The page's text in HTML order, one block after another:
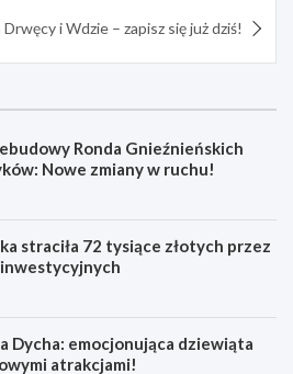
i Wdzie – zapisz się już dziś!
Ronda Gnieźnieńskich
Nowe zmiany w ruchu!
straciła 72 tysiące złotych przez
Dycha: emocjonująca dziewiąta
atrakcjami!